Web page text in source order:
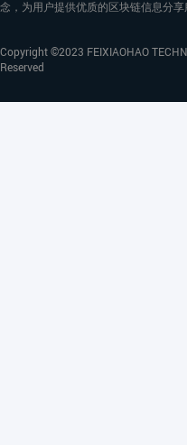
念，为用户提供优质的区块链信息分享
Copyright ©2023 FEIXIAOHAO
Reserved